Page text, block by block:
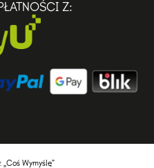
Z:
„Coś Wymyślę”